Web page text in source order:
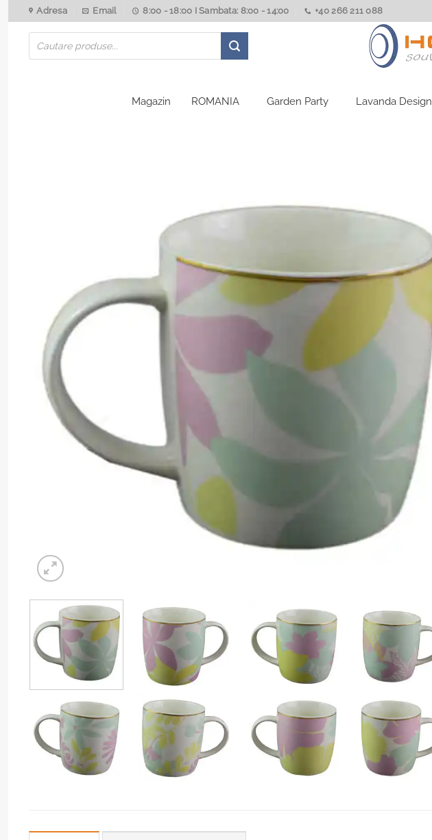
to
content
Adresa Email 8:00 - 18:00 I Sambata: 8:00 - 14:00 +40 266 211 088
Products
search
Magazin ROMANIA Garden Party Lavanda Design